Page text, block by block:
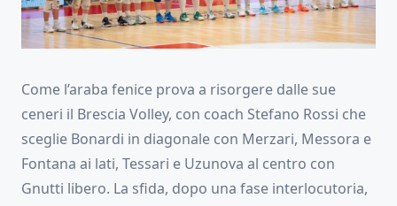
Come l’araba fenice prova a risorgere dalle sue
ceneri il Brescia Volley, con coach Stefano Rossi che
sceglie Bonardi in diagonale con Merzari, Messora e
Fontana ai lati, Tessari e Uzunova al centro con
Gnutti libero. La sfida, dopo una fase interlocutoria,